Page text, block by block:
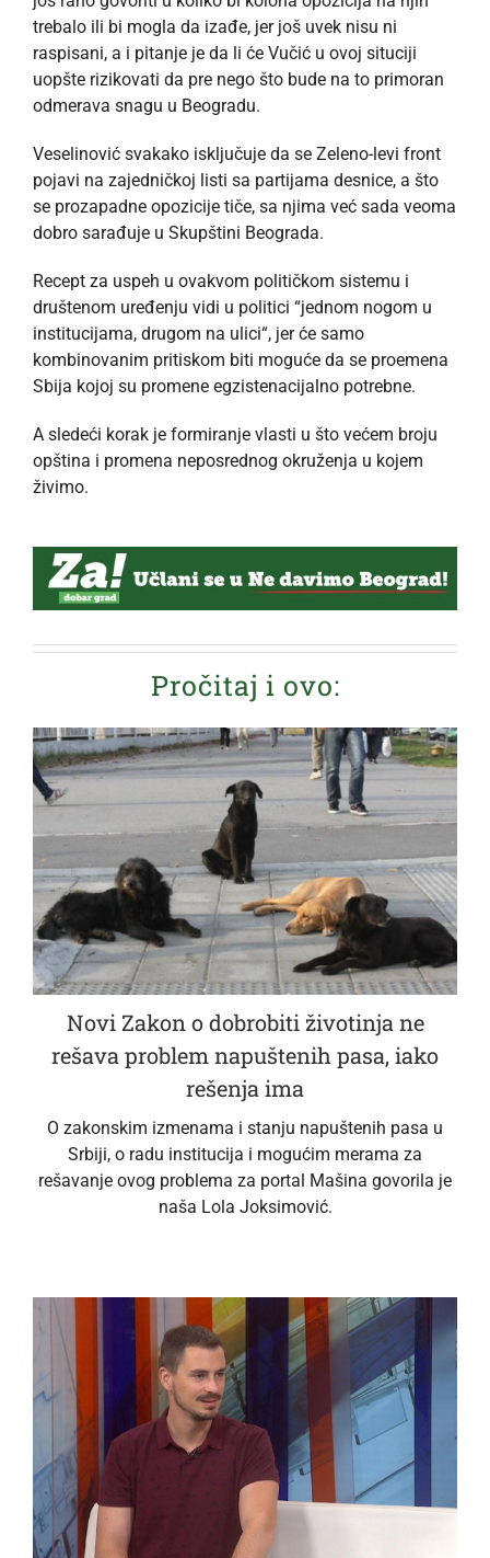
trebalo ili bi mogla da izađe, jer još uvek nisu ni
raspisani, a i pitanje je da li će Vučić u ovoj situciji
uopšte rizikovati da pre nego što bude na to primoran
odmerava snagu u Beogradu.
Veselinović svakako isključuje da se Zeleno-levi front
pojavi na zajedničkoj listi sa partijama desnice, a što
se prozapadne opozicije tiče, sa njima već sada veoma
dobro sarađuje u Skupštini Beograda.
Recept za uspeh u ovakvom političkom sistemu i
društenom uređenju vidi u politici “jednom nogom u
institucijama, drugom na ulici“, jer će samo
kombinovanim pritiskom biti moguće da se proemena
Sbija kojoj su promene egzistenacijalno potrebne.
A sledeći korak je formiranje vlasti u što većem broju
opština i promena neposrednog okruženja u kojem
živimo.
Pročitaj i ovo:
Novi Zakon o dobrobiti životinja ne
rešava problem napuštenih pasa, iako
rešenja ima
O zakonskim izmenama i stanju napuštenih pasa u
Srbiji, o radu institucija i mogućim merama za
rešavanje ovog problema za portal Mašina govorila je
naša Lola Joksimović.